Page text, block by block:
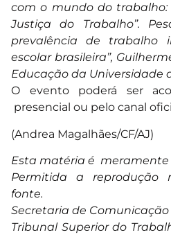
com o mundo do
Justiça do Trabalho”.
prevalência de trabalho
escolar brasileira”,
Educação da Universidade
O evento poderá ser
presencial ou pelo canal
(Andrea Magalhães/CF/AJ)
Esta matéria é meramente
Permitida a reprodução
fonte.
Secretaria de Comunicação
Tribunal Superior do